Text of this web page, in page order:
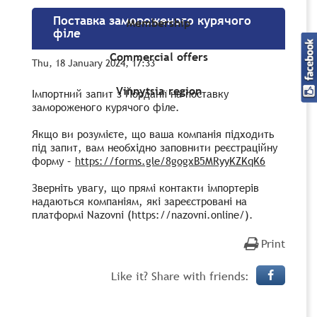
Membership
Commercial offers
Vinnytsia region
Поставка замороженого курячого
філе
Thu, 18 January 2024, 17:33
Імпортний запит з Йорданії на поставку
замороженого курячого філе.
Якщо ви розумієте, що ваша компанія підходить
під запит, вам необхідно заповнити реєстраційну
форму – https://forms.gle/8gogxB5MRyyKZKqK6
Зверніть увагу, що прямі контакти імпортерів
надаються компаніям, які зареєстровані на
платформі Nazovni (https://nazovni.online/).
Print
Like it? Share with friends: